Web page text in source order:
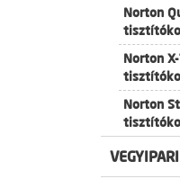
Norton
Norton
Norton